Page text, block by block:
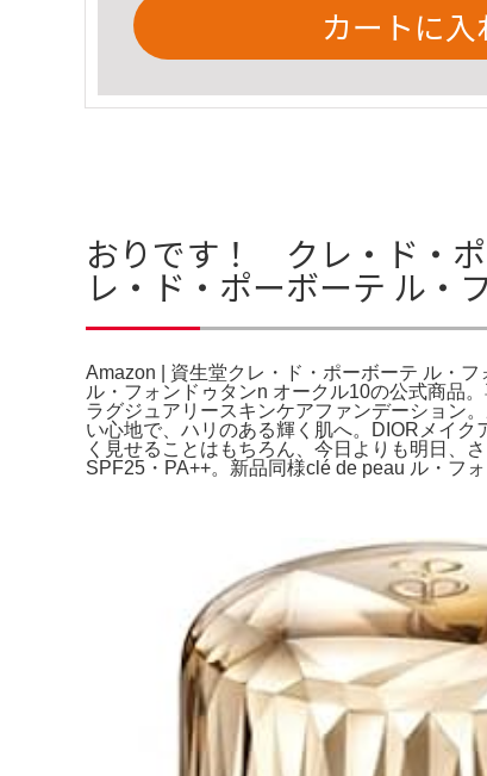
カートに入
おりです！ クレ・ド・
レ・ド・ポーボーテ ル・
Amazon | 資生堂クレ・ド・ポーボーテ ル・
ル・フォンドゥタンn オークル10の公式商品
ラグジュアリースキンケアファンデーション
い心地で、ハリのある輝く肌へ。DIORメイ
く見せることはもちろん、今日よりも明日、
SPF25・PA++。新品同様clé de peau ル・フ